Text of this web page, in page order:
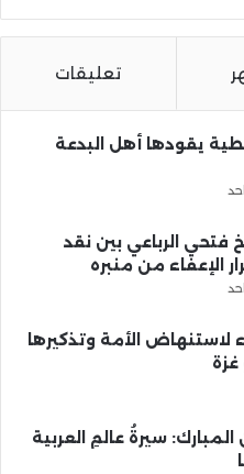
تعليقات
يقودها أهل البدعة
فتحي الرباعي بين نقد
الإعفاء من منبره
لاستنهاض الأمة وتذكيرها
غزة
المبارك: سيرةُ عالمِ العربية